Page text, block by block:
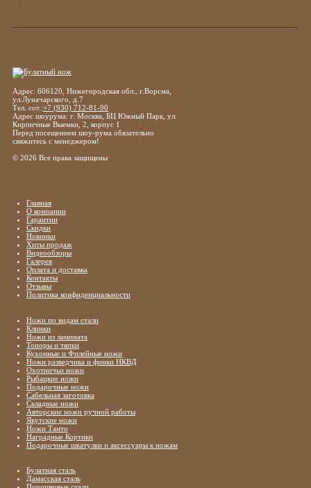
Адрес: 606120, Нижегородская обл., г.Ворсма,
ул.Луначарского, д.7
Тел. сот.:+7 (930) 712-81-90
Адрес шоурума: г. Москва, БЦ Южный Парк, ул.
Кирпичные Выемки, 2, корпус 1
Перед посещением шоу-рума обязательно
свяжитесь с менеджером!
© 2026 Все права защищены
Главная
О компании
Гарантии
Скидки
Новинки
Хиты продаж
Видеообзоры
Галерея
Оплата и доставка
Контакты
Отзывы
Политика конфиденциальности
Ножи по видам стали
Клинки
Ножи из ламината
Топоры и тяпки
Кухонные и Филейные ножи
Ножи разведчика и финки НКВД
Охотничьи ножи
Рыбацкие ножи
Подарочные ножи
Сабельная заготовка
Складные ножи
Авторские ножи ручной работы
Якутские ножи
Ножи Танто
Наградные Кортики
Подарочные шкатулки и аксессуары к ножам
Булатная сталь
Дамасская сталь